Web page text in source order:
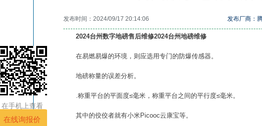
发布时间：2024/09/17 20:14:06 发布厂商：
2024台州数字地磅售后维修2024台州地磅维修
在易燃易爆的环境，则应选用专门的防爆传感器。
地磅称量的误差分析。
.称重平台的平面度≤毫米，称重平台之间的平行度≤毫米。
其中的佼佼者就有小米Picooc云康宝等。
在手机上查看